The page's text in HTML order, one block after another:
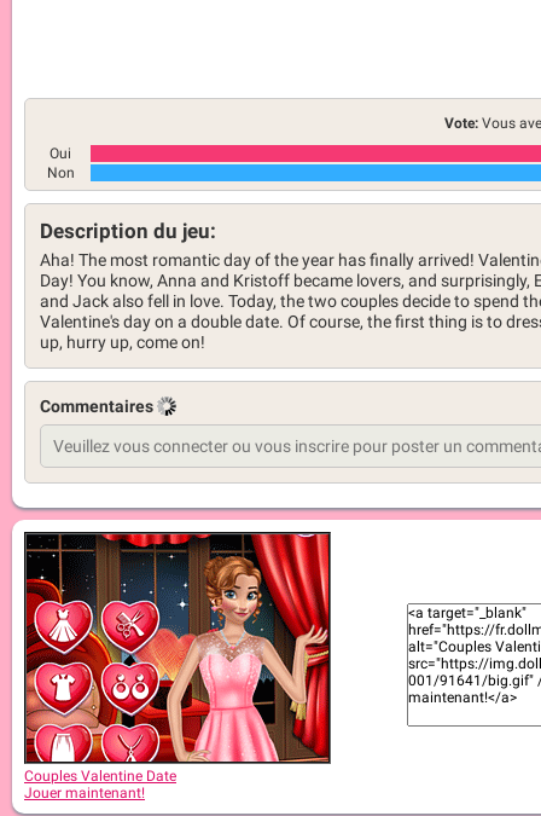
Vote: Vous
Oui
Non
Description du jeu:
Aha! The most romantic day of the year has finally arrived!
Day! You know, Anna and Kristoff became lovers, and surprisingly,
and Jack also fell in love. Today, the two couples decide to spend
Valentine's day on a double date. Of course, the first thing is to
up, hurry up, come on!
Commentaires
Couples Valentine Date
Jouer maintenant!